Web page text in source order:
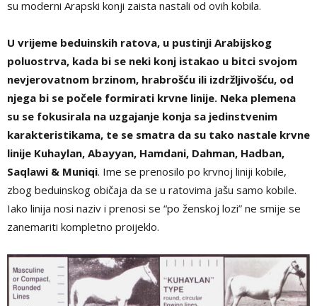
su moderni Arapski konji zaista nastali od ovih kobila.
U vrijeme beduinskih ratova, u pustinji Arabijskog
poluostrva, kada bi se neki konj istakao u bitci svojom
nevjerovatnom brzinom, hrabrošću ili izdržljivošću, od
njega bi se počele formirati krvne linije. Neka plemena
su se fokusirala na uzgajanje konja sa jedinstvenim
karakteristikama, te se smatra da su tako nastale krvne
linije Kuhaylan, Abayyan, Hamdani, Dahman, Hadban,
Saqlawi & Muniqi. Ime se prenosilo po krvnoj liniji kobile,
zbog beduinskog običaja da se u ratovima jašu samo kobile.
Iako linija nosi naziv i prenosi se “po ženskoj lozi” ne smije se
zanemariti kompletno proijeklo.